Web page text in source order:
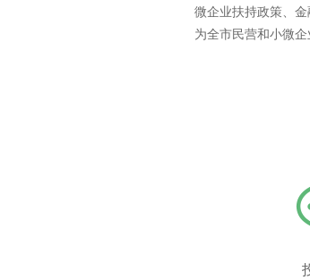
微企业扶持政策、
为全市民营和小微